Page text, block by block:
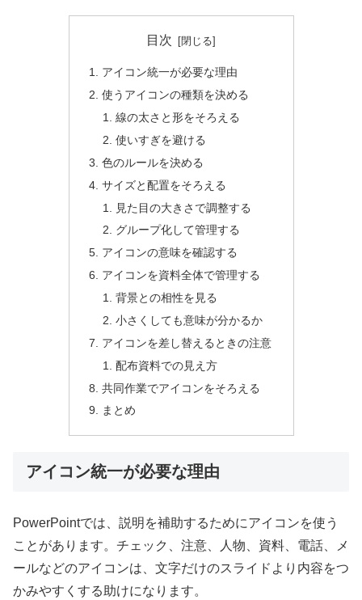
目次
アイコン統一が必要な理由
使うアイコンの種類を決める
線の太さと形をそろえる
使いすぎを避ける
色のルールを決める
サイズと配置をそろえる
見た目の大きさで調整する
グループ化して管理する
アイコンの意味を確認する
アイコンを資料全体で管理する
背景との相性を見る
小さくしても意味が分かるか
アイコンを差し替えるときの注意
配布資料での見え方
共同作業でアイコンをそろえる
まとめ
アイコン統一が必要な理由
PowerPointでは、説明を補助するためにアイコンを使う
ことがあります。チェック、注意、人物、資料、電話、メ
ールなどのアイコンは、文字だけのスライドより内容をつ
かみやすくする助けになります。